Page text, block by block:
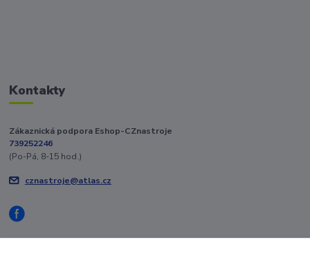
Kontakty
Zákaznická podpora Eshop-CZnastroje
739252246
(Po-Pá, 8-15 hod.)
cznastroje@atlas.cz